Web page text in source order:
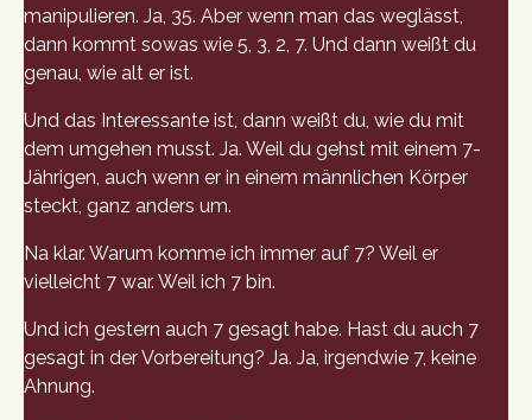
manipulieren. Ja, 35. Aber wenn man das weglässt,
dann kommt sowas wie 5, 3, 2, 7. Und dann weißt du
genau, wie alt er ist.
Und das Interessante ist, dann weißt du, wie du mit
dem umgehen musst. Ja. Weil du gehst mit einem 7-
Jährigen, auch wenn er in einem männlichen Körper
steckt, ganz anders um.
Na klar. Warum komme ich immer auf 7? Weil er
vielleicht 7 war. Weil ich 7 bin.
Und ich gestern auch 7 gesagt habe. Hast du auch 7
gesagt in der Vorbereitung? Ja. Ja, irgendwie 7, keine
Ahnung.